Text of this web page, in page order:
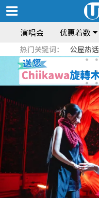
演唱会 优惠着数
热门关键词： 公屋热话